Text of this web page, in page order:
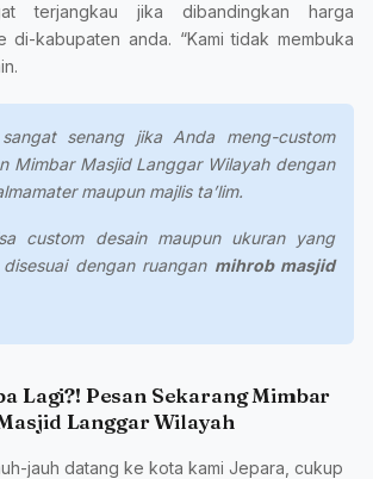
terjangkau jika dibandingkan harga
di-kabupaten anda. “Kami tidak membuka
senang jika Anda meng-custom
Mimbar Masjid Langgar Wilayah dengan
maupun majlis ta’lim.
custom desain maupun ukuran yang
dengan ruangan mihrob masjid
Lagi?! Pesan Sekarang Mimbar
Langgar Wilayah
jauh datang ke kota kami Jepara, cukup